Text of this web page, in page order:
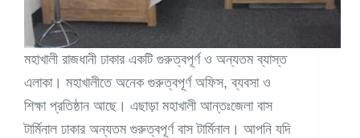
মহাখালী রাজধানী ঢাকার একটি গুরুত্বপূর্ণ ও অন্যতম ব্যাস্ত
এলাকা। মহাখালীতে অনেক গুরুত্বপূর্ণ অফিস, ব্যবসা ও
শিক্ষা প্রতিষ্ঠান আছে। এছাড়া মহাখালী আন্তঃজেলা বাস
টার্মিনাল ঢাকার অন্যতম গুরুত্বপূর্ণ বাস টার্মিনাল। আপনি যদি